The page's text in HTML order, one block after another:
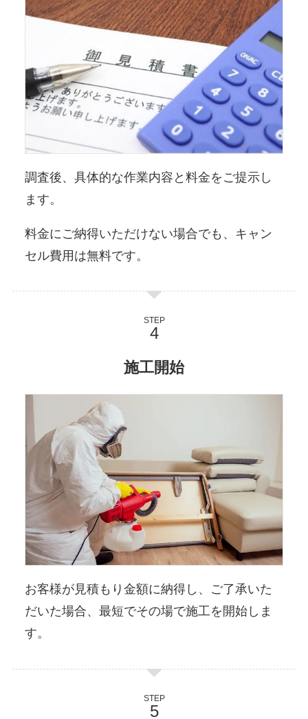
調査後、具体的な作業内容と料金をご提示し
ます。
料金にご納得いただけない場合でも、キャン
セル費用は無料です。
STEP
施工開始
お客様が見積もり金額に納得し、ご了承いた
だいた場合、最短でその場で施工を開始しま
す。
STEP